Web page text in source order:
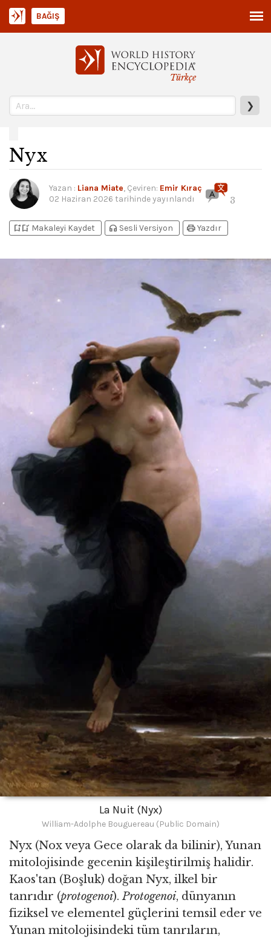
Türkçe
❯
BAĞIŞ
Nyx
Yazan : Liana Miate, Çeviren: Emir Kıraç
02 Haziran 2026 tarihinde yayınlandı 3
bookmark_addbookmark_added Makaleyi Kaydet headphones Sesli Versiyon printYazdır
La Nuit (Nyx)
William-Adolphe Bouguereau (Public Domain)
Nyx (Nox veya Gece olarak da bilinir), Yunan
mitolojisinde gecenin kişileştirilmiş halidir.
Kaos'tan (Boşluk) doğan Nyx, ilkel bir
tanrıdır (protogenoi).Protogenoi, dünyanın
fiziksel ve elementel güçlerini temsil eder ve
Yunan mitolojisindeki tüm tanrıların,